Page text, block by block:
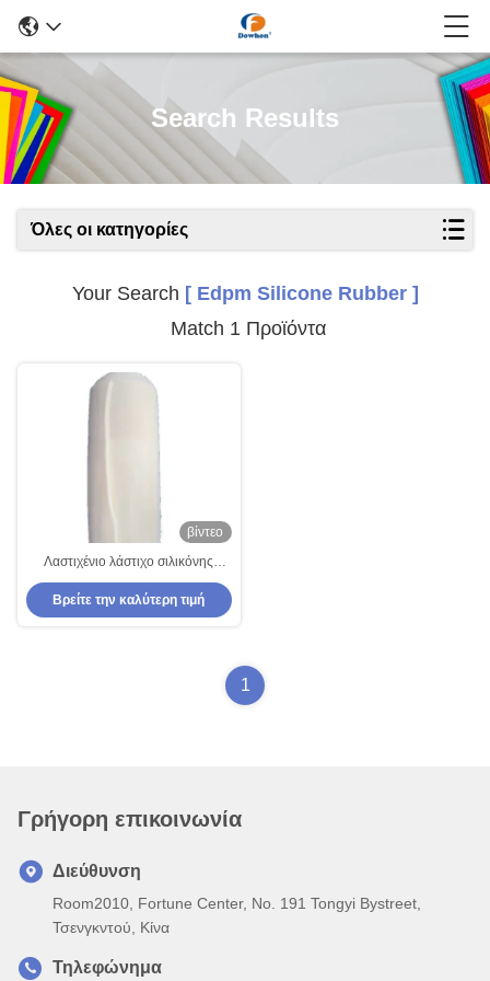
Search Results
Όλες οι κατηγορίες
Your Search [ Edpm Silicone Rubber ]
Match 1 Προϊόντα
βίντεο
Λαστιχένιο λάστιχο σιλικόνης
ενώσεων FVMQ
Βρείτε την καλύτερη τιμή
1
Γρήγορη επικοινωνία
Διεύθυνση
Room2010, Fortune Center, No. 191 Tongyi Bystreet,
Τσενγκντού, Κίνα
Τηλεφώνημα